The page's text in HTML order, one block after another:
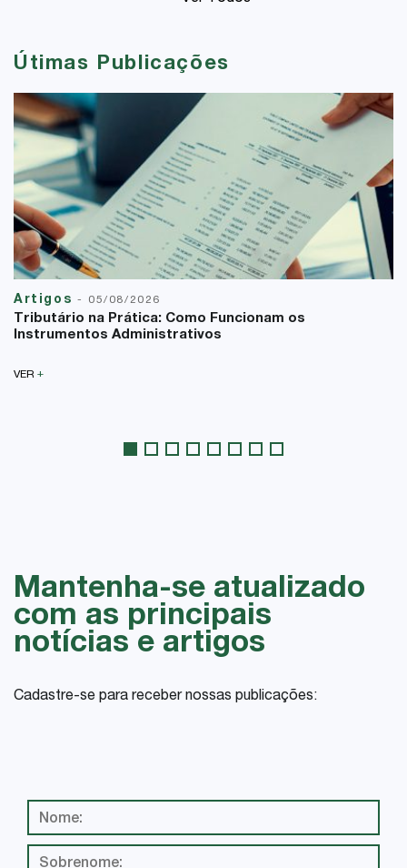
Útimas Publicações
Artigos - 05/08/2026
Tributário na Prática: Como Funcionam os
Instrumentos Administrativos
VER +
Mantenha-se atualizado
com as principais
notícias e artigos
Cadastre-se para receber nossas publicações: